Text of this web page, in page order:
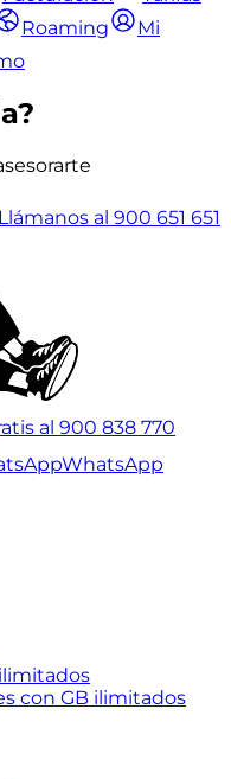
Roaming
Mi
Llámanos al 900 651 651
al 900 838 770
WhatsApp
con GB ilimitados